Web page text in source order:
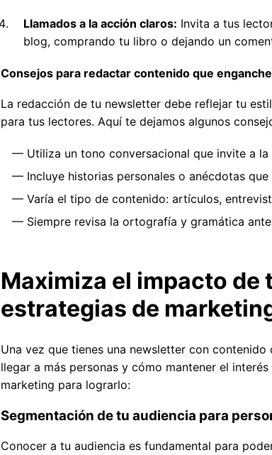
Llamados a la acción claros: Invita a tus
blog, comprando tu libro o dejando un
Consejos para redactar contenido que enganche
La redacción de tu newsletter debe reflejar tu
para tus lectores. Aquí te dejamos algunos
Utiliza un tono conversacional que invite a la
Incluye historias personales o anécdotas
Varía el tipo de contenido: artículos,
Siempre revisa la ortografía y gramática
Maximiza el impacto de
estrategias de
Una vez que tienes una newsletter con
llegar a más personas y cómo mantener el
marketing para lograrlo:
Segmentación de tu audiencia para
Conocer a tu audiencia es fundamental para